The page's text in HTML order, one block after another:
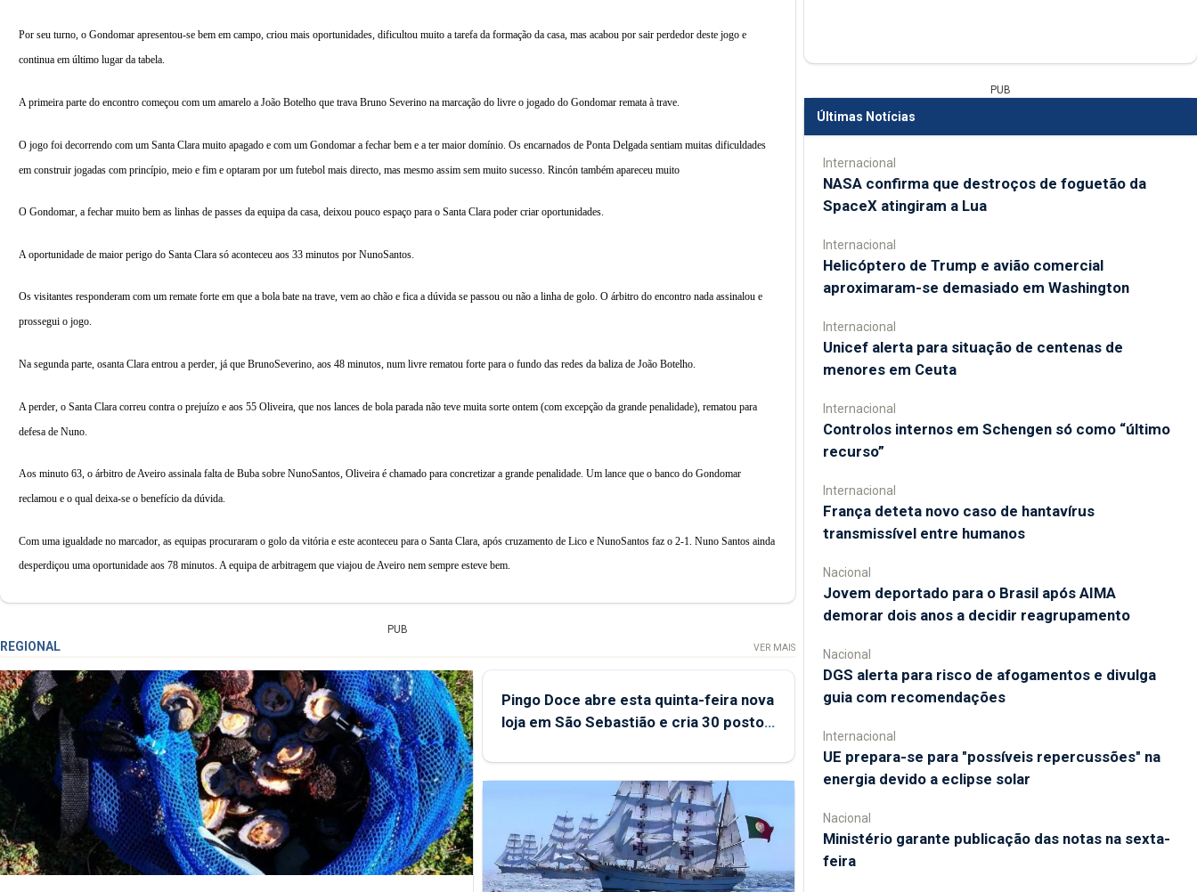
Por seu turno, o Gondomar apresentou-se bem em campo, criou mais oportunidades, dificultou muito a tarefa da formação da casa, mas acabou por sair perdedor deste jogo e
continua em último lugar da tabela.
A primeira parte do encontro começou com um amarelo a João Botelho que trava Bruno Severino na marcação do livre o jogado do Gondomar remata à trave.
O jogo foi decorrendo com um Santa Clara muito apagado e com um Gondomar a fechar bem e a ter maior domínio. Os encarnados de Ponta Delgada sentiam muitas dificuldades
em construir jogadas com princípio, meio e fim e optaram por um futebol mais directo, mas mesmo assim sem muito sucesso. Rincón também apareceu muito
O Gondomar, a fechar muito bem as linhas de passes da equipa da casa, deixou pouco espaço para o Santa Clara poder criar oportunidades.
A oportunidade de maior perigo do Santa Clara só aconteceu aos 33 minutos por NunoSantos.
Os visitantes responderam com um remate forte em que a bola bate na trave, vem ao chão e fica a dúvida se passou ou não a linha de golo. O árbitro do encontro nada assinalou e
prossegui o jogo.
Na segunda parte, osanta Clara entrou a perder, já que BrunoSeverino, aos 48 minutos, num livre rematou forte para o fundo das redes da baliza de João Botelho.
A perder, o Santa Clara correu contra o prejuízo e aos 55 Oliveira, que nos lances de bola parada não teve muita sorte ontem (com excepção da grande penalidade), rematou para
defesa de Nuno.
Aos minuto 63, o árbitro de Aveiro assinala falta de Buba sobre NunoSantos, Oliveira é chamado para concretizar a grande penalidade. Um lance que o banco do Gondomar
reclamou e o qual deixa-se o benefício da dúvida.
Com uma igualdade no marcador, as equipas procuraram o golo da vitória e este aconteceu para o Santa Clara, após cruzamento de Lico e NunoSantos faz o 2-1. Nuno Santos ainda
desperdiçou uma oportunidade aos 78 minutos. A equipa de arbitragem que viajou de Aveiro nem sempre esteve bem.
PUB
REGIONAL VER MAIS
Pingo Doce abre esta quinta-feira nova
loja em São Sebastião e cria 30 postos
PUB
Últimas Notícias
Internacional
NASA confirma que destroços de foguetão da
SpaceX atingiram a Lua
Internacional
Helicóptero de Trump e avião comercial
aproximaram-se demasiado em Washington
Internacional
Unicef alerta para situação de centenas de
menores em Ceuta
Internacional
Controlos internos em Schengen só como “último
recurso”
Internacional
França deteta novo caso de hantavírus
transmissível entre humanos
Nacional
Jovem deportado para o Brasil após AIMA
demorar dois anos a decidir reagrupamento
Nacional
DGS alerta para risco de afogamentos e divulga
guia com recomendações
Internacional
UE prepara-se para "possíveis repercussões" na
energia devido a eclipse solar
Nacional
Ministério garante publicação das notas na sexta-
feira